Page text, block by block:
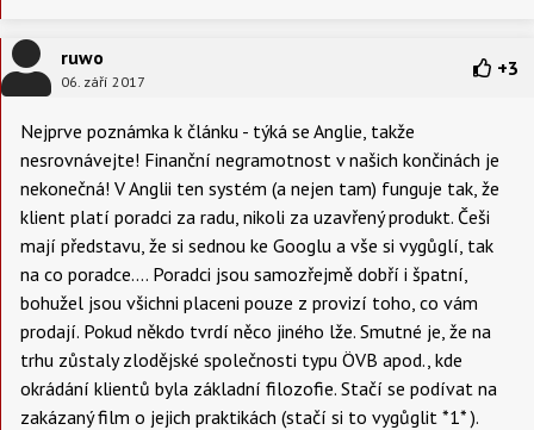
ruwo
06. září 2017
+3
Nejprve poznámka k článku - týká se Anglie, takže
nesrovnávejte! Finanční negramotnost v našich končinách je
nekonečná! V Anglii ten systém (a nejen tam) funguje tak, že
klient platí poradci za radu, nikoli za uzavřený produkt. Češi
mají představu, že si sednou ke Googlu a vše si vygůglí, tak
na co poradce.... Poradci jsou samozřejmě dobří i špatní,
bohužel jsou všichni placeni pouze z provizí toho, co vám
prodají. Pokud někdo tvrdí něco jiného lže. Smutné je, že na
trhu zůstaly zlodějské společnosti typu ÖVB apod., kde
okrádání klientů byla základní filozofie. Stačí se podívat na
zakázaný film o jejich praktikách (stačí si to vygůglit *1* ).